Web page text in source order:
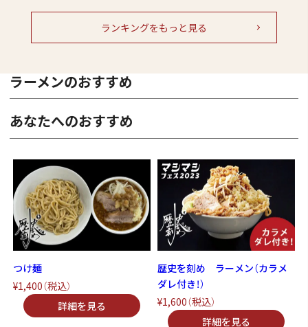
ランキングをもっと見る
ラーメンのおすすめ
あなたへのおすすめ
つけ麺
¥1,400（税込）
歴史を刻め ラーメン（カラメ
ダレ付き！）
¥1,600（税込）